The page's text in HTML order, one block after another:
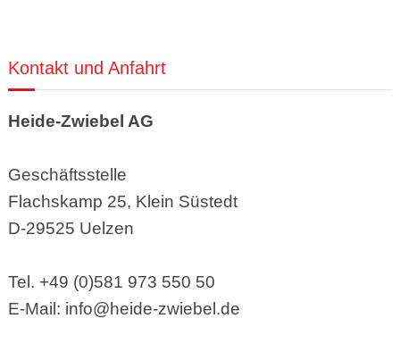
Kontakt und Anfahrt
Heide-Zwiebel AG
Geschäftsstelle
Flachskamp 25, Klein Süstedt
D-29525 Uelzen
Tel. +49 (0)581 973 550 50
E-Mail: info@heide-zwiebel.de